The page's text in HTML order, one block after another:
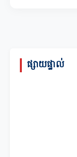
ផ្សាយផ្ទាល់